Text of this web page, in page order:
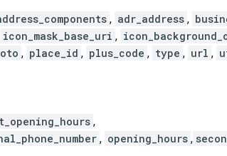
, adr_address ,
icon_mask_base_uri ,
, place_id , plus_code , type , url ,
,
, opening_hours ,